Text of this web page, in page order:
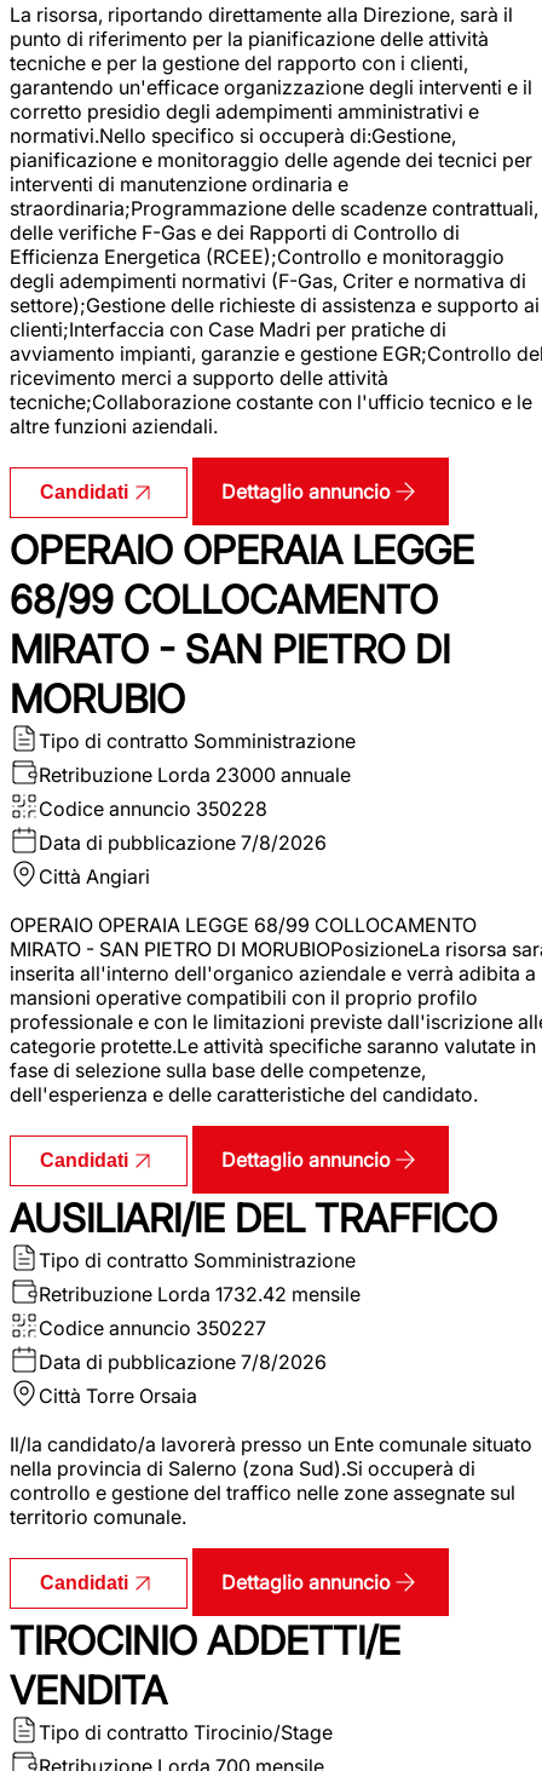
La risorsa, riportando direttamente alla Direzione, sarà il
punto di riferimento per la pianificazione delle attività
tecniche e per la gestione del rapporto con i clienti,
garantendo un'efficace organizzazione degli interventi e il
corretto presidio degli adempimenti amministrativi e
normativi.Nello specifico si occuperà di:Gestione,
pianificazione e monitoraggio delle agende dei tecnici per
interventi di manutenzione ordinaria e
straordinaria;Programmazione delle scadenze contrattuali,
delle verifiche F-Gas e dei Rapporti di Controllo di
Efficienza Energetica (RCEE);Controllo e monitoraggio
degli adempimenti normativi (F-Gas, Criter e normativa di
settore);Gestione delle richieste di assistenza e supporto ai
clienti;Interfaccia con Case Madri per pratiche di
avviamento impianti, garanzie e gestione EGR;Controllo
ricevimento merci a supporto delle attività
tecniche;Collaborazione costante con l'ufficio tecnico e le
altre funzioni aziendali.
Candidati Dettaglio annuncio
OPERAIO OPERAIA LEGGE
68/99 COLLOCAMENTO
MIRATO - SAN PIETRO DI
MORUBIO
Tipo di contratto Somministrazione
Retribuzione Lorda 23000 annuale
Codice annuncio 350228
Data di pubblicazione 7/8/2026
Città Angiari
OPERAIO OPERAIA LEGGE 68/99 COLLOCAMENTO
MIRATO - SAN PIETRO DI MORUBIOPosizioneLa risorsa
inserita all'interno dell'organico aziendale e verrà adibita a
mansioni operative compatibili con il proprio profilo
professionale e con le limitazioni previste dall'iscrizione
categorie protette.Le attività specifiche saranno valutate in
fase di selezione sulla base delle competenze,
dell'esperienza e delle caratteristiche del candidato.
Candidati Dettaglio annuncio
AUSILIARI/IE DEL TRAFFICO
Tipo di contratto Somministrazione
Retribuzione Lorda 1732.42 mensile
Codice annuncio 350227
Data di pubblicazione 7/8/2026
Città Torre Orsaia
Il/la candidato/a lavorerà presso un Ente comunale situato
nella provincia di Salerno (zona Sud).Si occuperà di
controllo e gestione del traffico nelle zone assegnate sul
territorio comunale.
Candidati Dettaglio annuncio
TIROCINIO ADDETTI/E
VENDITA
Tipo di contratto Tirocinio/Stage
Retribuzione Lorda 700 mensile